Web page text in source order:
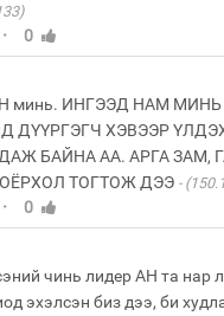
· 0
минь. ИНГЭЭД НАМ
ДҮҮРГЭГЧ ХЭВЭЭР
БАЙНА АА. АРГА ЗАМ,
ТОГТОЖ ДЭЭ
· 0
чинь лидер АН та нар
эхэлсэн биз дээ, би